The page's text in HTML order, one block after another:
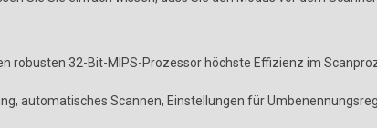
robusten 32-Bit-MIPS-Prozessor höchste Effizienz im
automatisches Scannen, Einstellungen für